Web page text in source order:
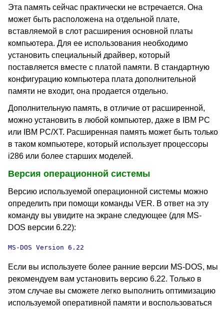
Эта память сейчас практически не встречается. Она
может быть расположена на отдельной плате,
вставляемой в слот расширения основной платы
компьютера. Для ее использования необходимо
установить специальный драйвер, который
поставляется вместе с платой памяти. В стандартную
конфигурацию компьютера плата дополнительной
памяти не входит, она продается отдельно.
Дополнительную память, в отличие от расширенной,
можно установить в любой компьютер, даже в IBM PC
или IBM PC/XT. Расширенная память может быть только
в таком компьютере, который использует процессоры
i286 или более старших моделей.
Версия операционной системы
Версию используемой операционной системы можно
определить при помощи команды VER. В ответ на эту
команду вы увидите на экране следующее (для MS-
DOS версии 6.22):
MS-DOS Version 6.22
Если вы используете более ранние версии MS-DOS, мы
рекомендуем вам установить версию 6.22. Только в
этом случае вы сможете легко выполнить оптимизацию
используемой оперативной памяти и воспользоваться